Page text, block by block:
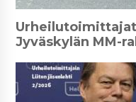
Jyväskylän MM-